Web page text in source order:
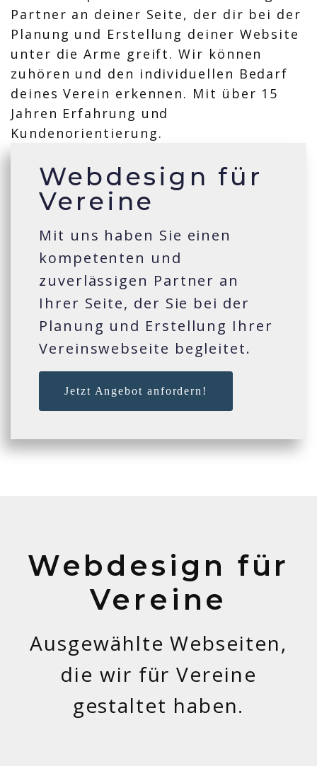
Webdesign für
Vereine
Mit uns haben Sie einen
kompetenten und
zuverlässigen Partner an
Ihrer Seite, der Sie bei der
Planung und Erstellung Ihrer
Vereinswebseite begleitet.
Jetzt Angebot anfordern!
Webdesign für
Vereine
Ausgewählte Webseiten,
die wir für Vereine
gestaltet haben.